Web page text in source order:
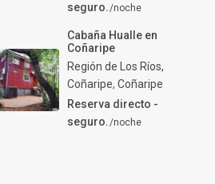
seguro./noche
Cabaña Hualle en
Coñaripe
Región de Los Ríos,
Coñaripe,Coñaripe
Reserva directo -
seguro./noche